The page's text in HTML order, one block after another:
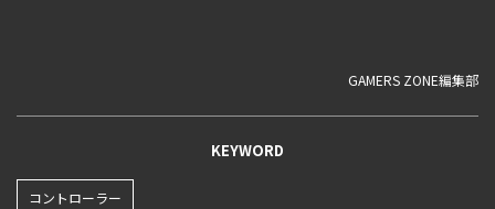
GAMERS ZONE編集部
KEYWORD
コントローラー